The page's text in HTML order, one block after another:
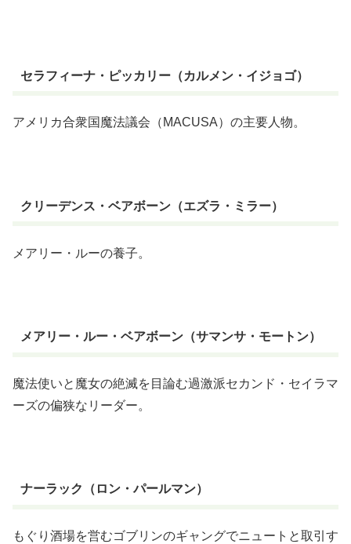
セラフィーナ・ピッカリー（カルメン・イジョゴ）
アメリカ合衆国魔法議会（MACUSA）の主要人物。
クリーデンス・ベアボーン（エズラ・ミラー）
メアリー・ルーの養子。
メアリー・ルー・ベアボーン（サマンサ・モートン）
魔法使いと魔女の絶滅を目論む過激派セカンド・セイラマ
ーズの偏狭なリーダー。
ナーラック（ロン・パールマン）
もぐり酒場を営むゴブリンのギャングでニュートと取引す